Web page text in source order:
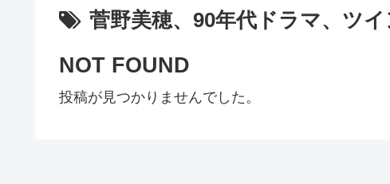
菅野美穂、90年代ドラマ、ツ
NOT FOUND
投稿が見つかりませんでした。